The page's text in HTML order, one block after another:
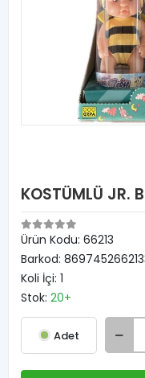
KOSTÜMLÜ JR.
Ürün Kodu: 66213
Barkod:
Koli İçi: 1
Stok: 20+
Adet